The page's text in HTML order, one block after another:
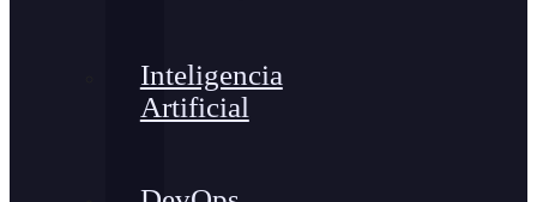
Inteligencia
Artificial